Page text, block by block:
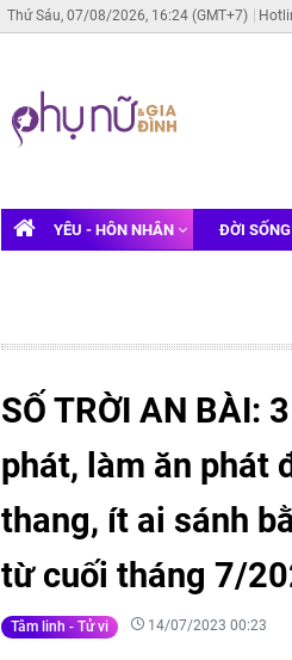
Thứ Sáu, 07/08/2026, 16:24 (GMT+7)
YÊU - HÔN NHÂN ĐỜI
SỐ TRỜI AN BÀI:
phát, làm ăn phát
thang, ít ai sánh
từ cuối tháng 7/
Tâm linh - Tử vi 14/07/2023 00:23